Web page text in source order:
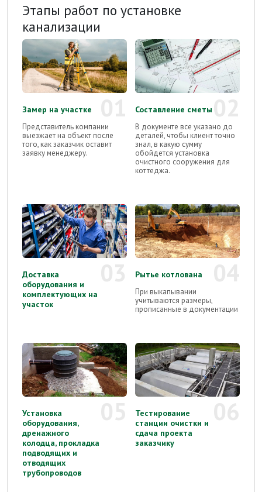
Этапы работ по установке
канализации
Замер на участке
Представитель компании
выезжает на объект после
того, как заказчик оставит
заявку менеджеру.
Составление сметы
В документе все указано до
деталей, чтобы клиент точно
знал, в какую сумму
обойдется установка
очистного сооружения для
коттеджа.
Доставка
оборудования и
комплектующих на
участок
Рытье котлована
При выкапывании
учитываются размеры,
прописанные в документации
Установка
оборудования,
дренажного
колодца, прокладка
подводящих и
отводящих
трубопроводов
Тестирование
станции очистки и
сдача проекта
заказчику